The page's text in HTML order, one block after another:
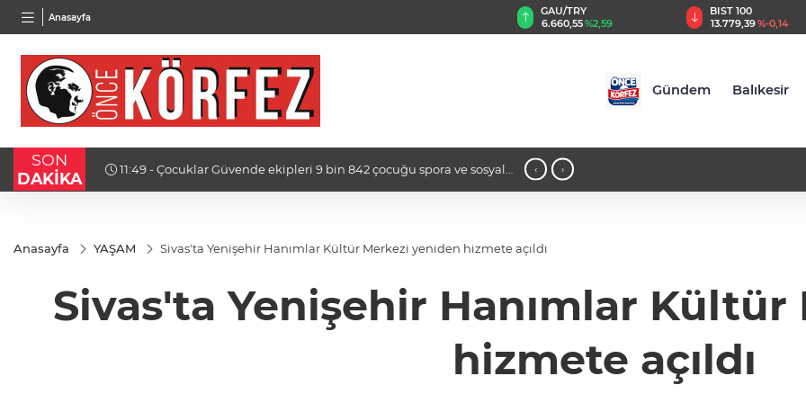
Anasayfa
BGN
27,9743%-0,22
BIST 100
13.779,39%-0,14
USD
47,6787%0,18
Gündem Balıkesir
SON
DAKİKA
11:47 - DOF Robotik Türkiye’nin Teknoloji Liderleri Sıralamasında İlk 10 ‹ ›
Anasayfa YAŞAM Sivas'ta Yenişehir Hanımlar Kültür Merkezi yeniden hizmete açıldı
Sivas'ta Yenişehir Hanımlar
hizmete açıldı